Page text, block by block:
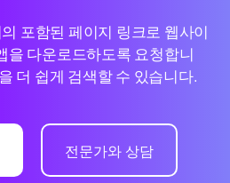
포함된 페이지 링크로 웹사이
을 다운로드하도록 요청합니
더 쉽게 검색할 수 있습니다.
전문가와 상담